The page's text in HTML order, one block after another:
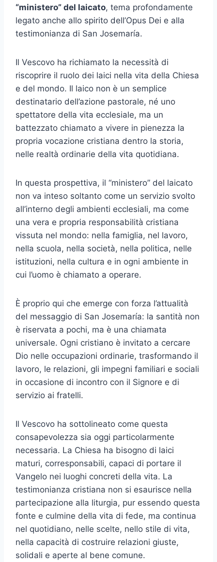
“ministero” del laicato, tema profondamente
legato anche allo spirito dell’Opus Dei e alla
testimonianza di San Josemaría.
Il Vescovo ha richiamato la necessità di
riscoprire il ruolo dei laici nella vita della Chiesa
e del mondo. Il laico non è un semplice
destinatario dell’azione pastorale, né uno
spettatore della vita ecclesiale, ma un
battezzato chiamato a vivere in pienezza la
propria vocazione cristiana dentro la storia,
nelle realtà ordinarie della vita quotidiana.
In questa prospettiva, il “ministero” del laicato
non va inteso soltanto come un servizio svolto
all’interno degli ambienti ecclesiali, ma come
una vera e propria responsabilità cristiana
vissuta nel mondo: nella famiglia, nel lavoro,
nella scuola, nella società, nella politica, nelle
istituzioni, nella cultura e in ogni ambiente in
cui l’uomo è chiamato a operare.
È proprio qui che emerge con forza l’attualità
del messaggio di San Josemaría: la santità non
è riservata a pochi, ma è una chiamata
universale. Ogni cristiano è invitato a cercare
Dio nelle occupazioni ordinarie, trasformando il
lavoro, le relazioni, gli impegni familiari e sociali
in occasione di incontro con il Signore e di
servizio ai fratelli.
Il Vescovo ha sottolineato come questa
consapevolezza sia oggi particolarmente
necessaria. La Chiesa ha bisogno di laici
maturi, corresponsabili, capaci di portare il
Vangelo nei luoghi concreti della vita. La
testimonianza cristiana non si esaurisce nella
partecipazione alla liturgia, pur essendo questa
fonte e culmine della vita di fede, ma continua
nel quotidiano, nelle scelte, nello stile di vita,
nella capacità di costruire relazioni giuste,
solidali e aperte al bene comune.